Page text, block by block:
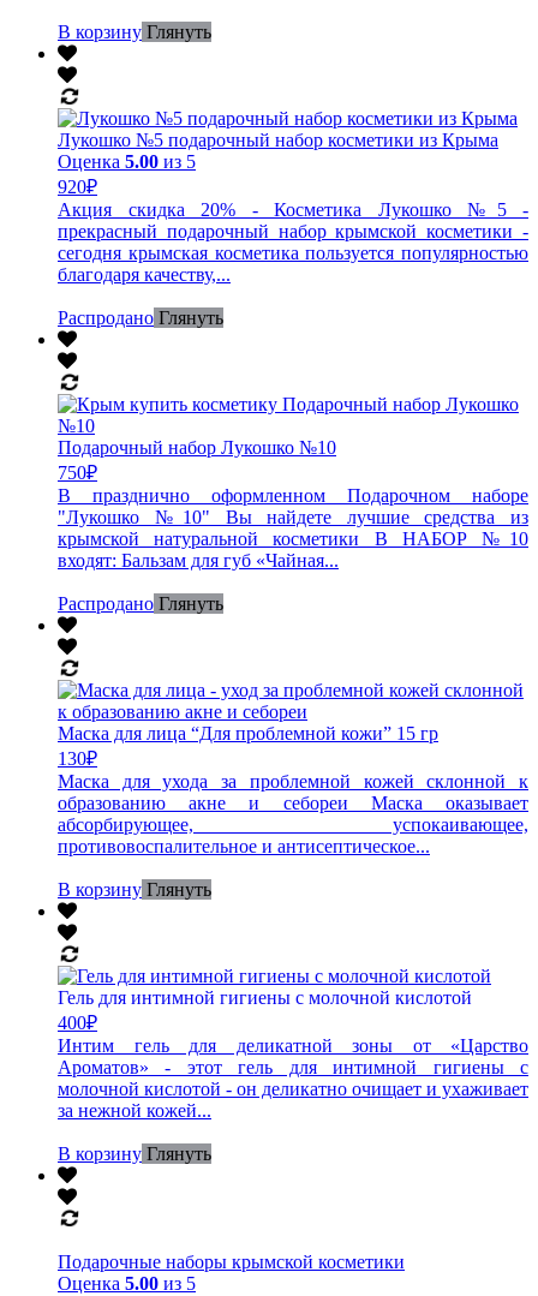
В корзину Глянуть
Лукошко №5 подарочный набор косметики из Крыма
Оценка 5.00 из 5
920₽
Акция скидка 20% - Косметика Лукошко №5 -
прекрасный подарочный набор крымской косметики -
сегодня крымская косметика пользуется популярностью
благодаря качеству,...
Распродано Глянуть
Подарочный набор Лукошко №10
750₽
В празднично оформленном Подарочном наборе
"Лукошко №10" Вы найдете лучшие средства из
крымской натуральной косметики В НАБОР №10
входят: Бальзам для губ «Чайная...
Распродано Глянуть
Маска для лица “Для проблемной кожи” 15 гр
130₽
Маска для ухода за проблемной кожей склонной к
образованию акне и себореи Маска оказывает
абсорбирующее, успокаивающее,
противовоспалительное и антисептическое...
В корзину Глянуть
Гель для интимной гигиены с молочной кислотой
400₽
Интим гель для деликатной зоны от «Царство
Ароматов» - этот гель для интимной гигиены с
молочной кислотой - он деликатно очищает и ухаживает
за нежной кожей...
В корзину Глянуть
Подарочные наборы крымской косметики
Оценка 5.00 из 5